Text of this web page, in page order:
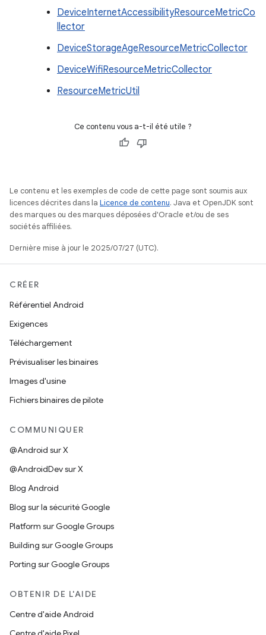
DeviceInternetAccessibilityResourceMetricCo
llector
DeviceStorageAgeResourceMetricCollector
DeviceWifiResourceMetricCollector
ResourceMetricUtil
Ce contenu vous a-t-il été utile ?
Le contenu et les exemples de code de cette page sont soumis aux
licences décrites dans la Licence de contenu. Java et OpenJDK sont
des marques ou des marques déposées d'Oracle et/ou de ses
sociétés affiliées.
Dernière mise à jour le 2025/07/27 (UTC).
CRÉER
Référentiel Android
Exigences
Téléchargement
Prévisualiser les binaires
Images d'usine
Fichiers binaires de pilote
COMMUNIQUER
@Android sur X
@AndroidDev sur X
Blog Android
Blog sur la sécurité Google
Platform sur Google Groups
Building sur Google Groups
Porting sur Google Groups
OBTENIR DE L'AIDE
Centre d'aide Android